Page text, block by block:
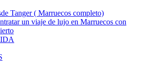
Tanger ( Marruecos completo)
un viaje de lujo en Marruecos con